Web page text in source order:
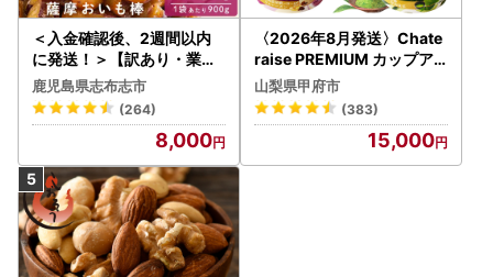
＜入金確認後、2週間以内
に発送！＞【訳あり・業務
用】薩摩おいも棒セット 計
1.8kg(900g×2袋) p8-142
-2w
鹿児島県志布志市
(264)
8,000
〈2026年8月発送〉Chate
raise PREMIUM カップア
イス 詰合せ 4種 24個 アイ
ス
山梨県甲府市
(383)
15,000